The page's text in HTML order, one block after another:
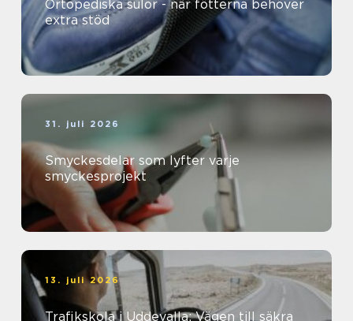
Ortopediska sulor - när fötterna behöver
extra stöd
31. juli 2026
Smyckesdelar som lyfter varje
smyckesprojekt
13. juli 2026
Trafikskola i Uddevalla: Vägen till säkra